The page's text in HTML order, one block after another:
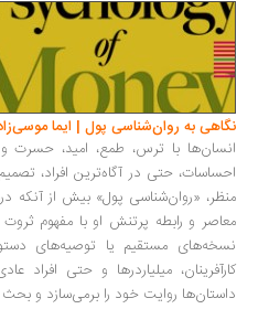
به روان‌شناسی پول | ایما موسی‌زاده
با ترس، طمع، امید، حسرت و
حتی در آگاه‌ترین افراد، تصمیم‌های
«روان‌شناسی پول» بیش از آنکه درباره
و رابطه پرتنش او با مفهوم ثروت و
مستقیم یا توصیه‌های دستوری،
میلیاردرها و حتی افراد عادی
روایت خود را برمی‌سازد و بحث را به